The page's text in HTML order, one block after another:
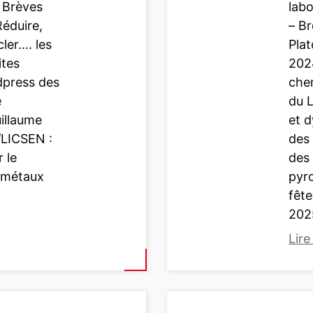
R
S
n
°
3
4
2
é
les
des
:
le
–
du
et